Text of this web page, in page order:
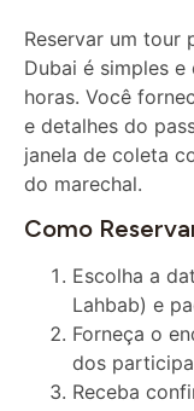
Dubai é simples
horas. Você
e detalhes do
janela de coleta
do marechal.
Como
Lahbab) e
Forneça o
dos
Receba
telefone do